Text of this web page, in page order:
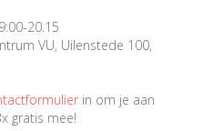
20.15
VU, Uilenstede 100,
in om je aan
gratis mee!